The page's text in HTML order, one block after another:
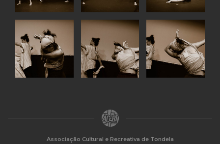
Associação Cultural e Recreativa de Tondela